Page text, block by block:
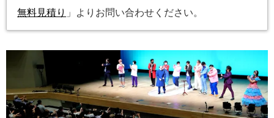
無料見積り 」よりお問い合わせください。